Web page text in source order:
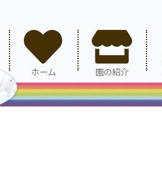
ホーム 園の紹介